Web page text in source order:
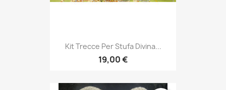
Kit Trecce Per Stufa Divina...
19,00 €